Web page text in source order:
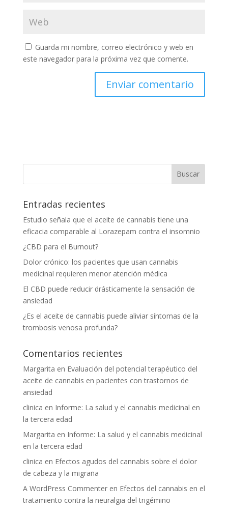
Guarda mi nombre, correo electrónico y web en
este navegador para la próxima vez que comente.
Entradas recientes
Estudio señala que el aceite de cannabis tiene una
eficacia comparable al Lorazepam contra el insomnio
¿CBD para el Burnout?
Dolor crónico: los pacientes que usan cannabis
medicinal requieren menor atención médica
El CBD puede reducir drásticamente la sensación de
ansiedad
¿Es el aceite de cannabis puede aliviar síntomas de la
trombosis venosa profunda?
Comentarios recientes
Margarita en Evaluación del potencial terapéutico del
aceite de cannabis en pacientes con trastornos de
ansiedad
clinica en Informe: La salud y el cannabis medicinal en
la tercera edad
Margarita en Informe: La salud y el cannabis medicinal
en la tercera edad
clinica en Efectos agudos del cannabis sobre el dolor
de cabeza y la migraña
A WordPress Commenteren Efectos del cannabis en el
tratamiento contra la neuralgia del trigémino